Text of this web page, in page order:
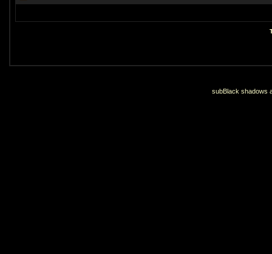
subBlack shadows